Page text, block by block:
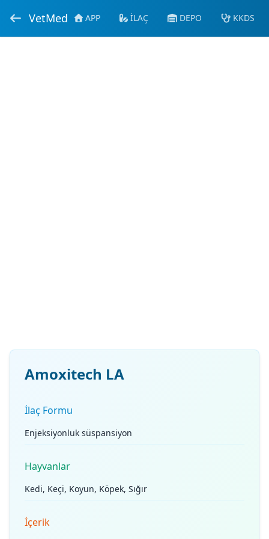
VetMed APP İLAÇ DEPO KKDS
Amoxitech LA
İlaç Formu
Enjeksiyonluk süspansiyon
Hayvanlar
Kedi, Keçi, Koyun, Köpek, Sığır
İçerik